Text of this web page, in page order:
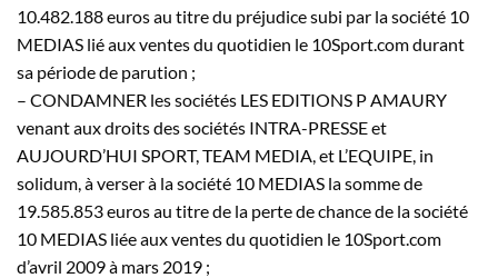
10.482.188 euros au titre du préjudice subi par la société 10
MEDIAS lié aux ventes du quotidien le 10Sport.com durant
sa période de parution ;
– CONDAMNER les sociétés LES EDITIONS P AMAURY
venant aux droits des sociétés INTRA-PRESSE et
AUJOURD’HUI SPORT, TEAM MEDIA, et L’EQUIPE, in
solidum, à verser à la société 10 MEDIAS la somme de
19.585.853 euros au titre de la perte de chance de la société
10 MEDIAS liée aux ventes du quotidien le 10Sport.com
d’avril 2009 à mars 2019 ;